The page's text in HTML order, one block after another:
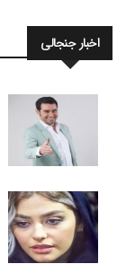
اخبار جنجالی